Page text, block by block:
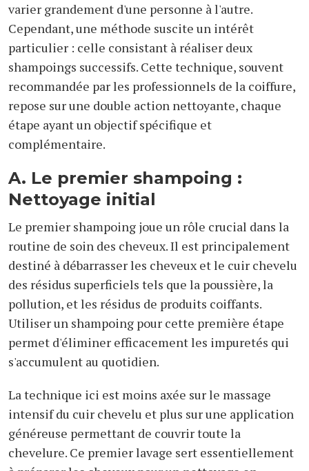
varier grandement d'une personne à l'autre.
Cependant, une méthode suscite un intérêt
particulier : celle consistant à réaliser deux
shampoings successifs. Cette technique, souvent
recommandée par les professionnels de la coiffure,
repose sur une double action nettoyante, chaque
étape ayant un objectif spécifique et
complémentaire.
A. Le premier shampoing :
Nettoyage initial
Le premier shampoing joue un rôle crucial dans la
routine de soin des cheveux. Il est principalement
destiné à débarrasser les cheveux et le cuir chevelu
des résidus superficiels tels que la poussière, la
pollution, et les résidus de produits coiffants.
Utiliser un shampoing pour cette première étape
permet d'éliminer efficacement les impuretés qui
s'accumulent au quotidien.
La technique ici est moins axée sur le massage
intensif du cuir chevelu et plus sur une application
généreuse permettant de couvrir toute la
chevelure. Ce premier lavage sert essentiellement